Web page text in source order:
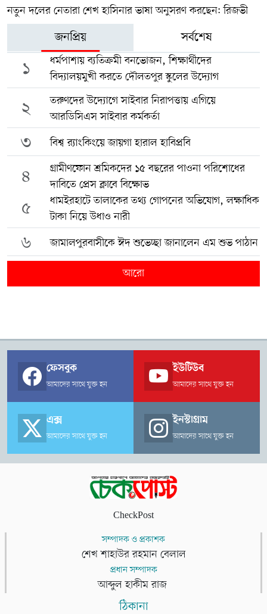
নতুন দলের নেতারা শেখ হাসিনার ভাষা অনুসরণ করছেন: রিজভী
জনপ্রিয় সর্বশেষ
১
ধর্মপাশায় ব্যতিক্রমী বনভোজন, শিক্ষার্থীদের
বিদ্যালয়মুখী করতে দৌলতপুর স্কুলের উদ্যোগ
২
তরুণদের উদ্যোগে সাইবার নিরাপত্তায় এগিয়ে
আরডিসিএস সাইবার কর্মকর্তা
৩ বিশ্ব র‍্যাংকিংয়ে জায়গা হারাল হাবিপ্রবি
৪
গ্রামীণফোন শ্রমিকদের ১৫ বছরের পাওনা পরিশোধের
দাবিতে প্রেস ক্লাবে বিক্ষোভ
৫
ধামইরহাটে তালাকের তথ্য গোপনের অভিযোগ, লক্ষাধিক
টাকা নিয়ে উধাও নারী
৬ জামালপুরবাসীকে ঈদ শুভেচ্ছা জানালেন এম শুভ পাঠান
আরো
ফেসবুক
আমাদের সাথে যুক্ত হন
ইউটিউব
আমাদের সাথে যুক্ত হন
এক্স
আমাদের সাথে যুক্ত হন
ইনস্টাগ্রাম
আমাদের সাথে যুক্ত হন
CheckPost
সম্পাদক ও প্রকাশক
শেখ শাহাউর রহমান বেলাল
প্রধান সম্পাদক
আব্দুল হাকীম রাজ
ঠিকানা